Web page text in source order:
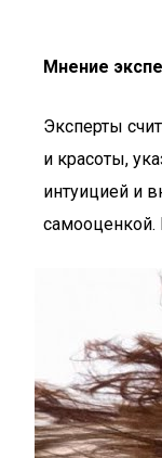
Мнение
Эксперты
и красоты,
интуицией и